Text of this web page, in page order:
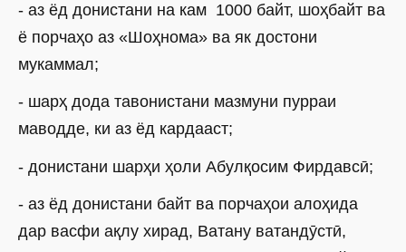
- аз ёд донистани на кам 1000 байт, шоҳбайт ва
ё порчаҳо аз «Шоҳнома» ва як достони
мукаммал;
- шарҳ дода тавонистани мазмуни пурраи
маводде, ки аз ёд кардааст;
- донистани шарҳи ҳоли Абулқосим Фирдавсӣ;
- аз ёд донистани байт ва порчаҳои алоҳида
дар васфи ақлу хирад, Ватану ватандӯстӣ,